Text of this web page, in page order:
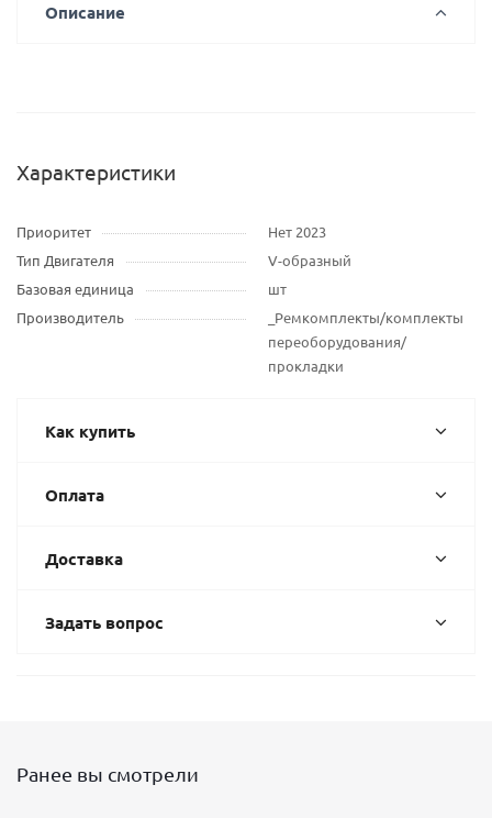
Описание
Характеристики
Приоритет
Нет 2023
Тип Двигателя
V-образный
Базовая единица
шт
Производитель
_Ремкомплекты/комплекты
переоборудования/
прокладки
Как купить
Оплата
Доставка
Задать вопрос
Ранее вы смотрели